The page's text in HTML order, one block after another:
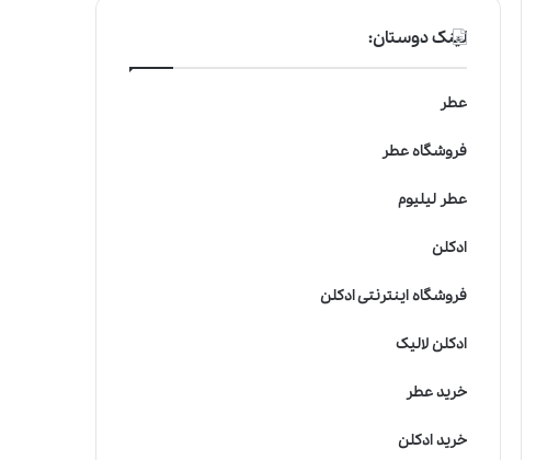
لینک دوستان:
عطر
فروشگاه عطر
عطر لیلیوم
ادکلن
فروشگاه اینترنتی ادکلن
ادکلن لالیک
خرید عطر
خرید ادکلن